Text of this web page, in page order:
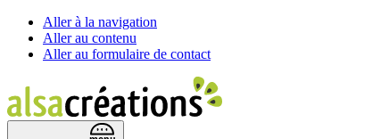
Aller à la navigation
Aller au contenu
Aller au formulaire de contact